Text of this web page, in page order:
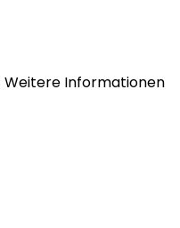
Weitere Informationen